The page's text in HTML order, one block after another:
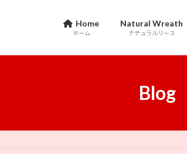
Home
ホーム
Natural Wreath
ナチュラルリース
Blog